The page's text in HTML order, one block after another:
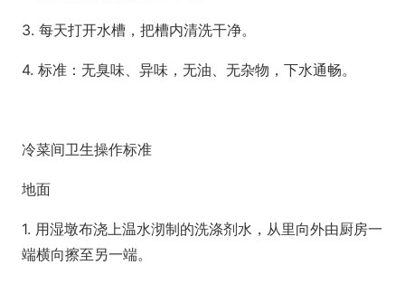
3. 每天打开水槽，把槽内清洗干净。
4. 标准：无臭味、异味，无油、无杂物，下水通畅。
冷菜间卫生操作标准
地面
1. 用湿墩布浇上温水沏制的洗涤剂水，从里向外由厨房一
端横向擦至另一端。